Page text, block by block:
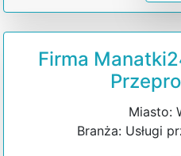
Firma
Miasto:
Branża: Usługi